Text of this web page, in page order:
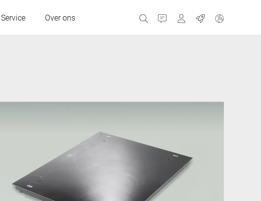
Service Over ons Contact Portals Banen
Nederland